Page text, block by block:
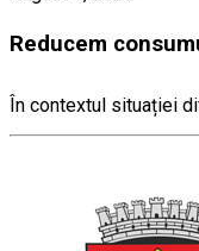
Reducem
În contextul situației